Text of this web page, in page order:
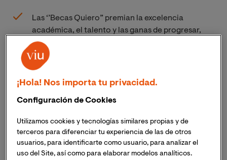
Las ‘’Becas Quiero” premian la excelencia
académica, el talento y las ganas de progresar,
financiando el 100% de una maestría o carrera de
VIU a 60 estudiantes.
Los ganadores han sido escogidos de entre más
de 1.700 postulantes de España, Ecuador,
Colombia, Chile y Perú.
Los ganadores serán notificados por mail y
además se puede consultar el listado en la web de
Becas Quiero y en las RRSS de VIU.
¡Hola! Nos importa tu privacidad.
Configuración de Cookies
Utilizamos cookies y tecnologías similares propias y de
terceros para diferenciar tu experiencia de las de otros
usuarios, para identificarte como usuario, para analizar el
uso del Site, así como para elaborar modelos analíticos.